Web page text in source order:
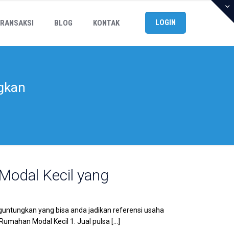
BLOG KONTAK LOGIN
Kecil yang
yang bisa anda jadikan referensi usaha
Modal Kecil 1. Jual pulsa […]